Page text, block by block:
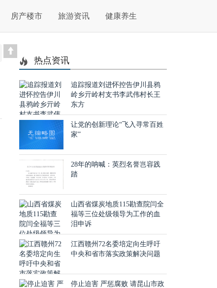
房产楼市 旅游资讯 健康养生
热点资讯
追踪报道刘进怀控告伊川县鸦
岭乡亓岭村支书李武伟村长王
东方
让党的创新理论“飞入寻常百姓
家”
28年的呐喊：英烈名誉岂容践
踏
山西省煤炭地质115勘查院闫全
福等三位处级领导为工作的血
泪申诉
江西赣州72名委培定向生呼吁
中央和省市落实政策解决问题
停止迫害 严惩腐败 请昆山市政